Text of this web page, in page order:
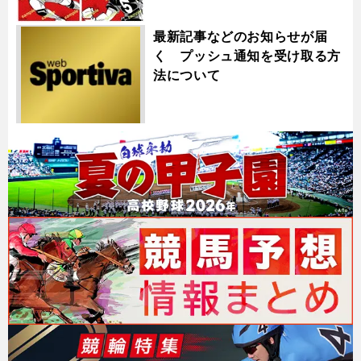
最新記事などのお知らせが届
く プッシュ通知を受け取る方
法について